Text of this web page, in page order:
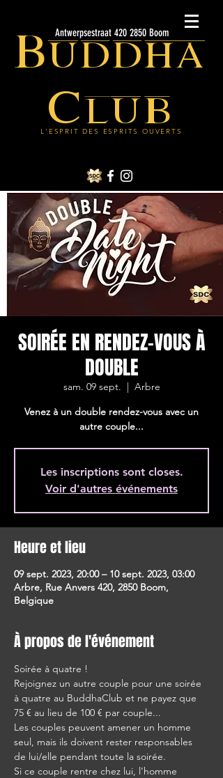
Buddha
Club
L'ESPRIT DES ESPRITS OUVERTS
Antwerpsestraat 420 2850 Boom
SOIRÉE EN RENDEZ-VOUS À
DOUBLE
sam. 09 sept.
  |
Arbre
Venez à un double rendez-vous avec un
autre couple...
Les inscriptions sont closes.
Voir d'autres événements
Heure et lieu
09 sept. 2023, 20:00 – 10 sept. 2023, 03:00
Arbre, Rue Anvers 420, 2850 Boom,
Belgique
À propos de l'événement
Soirée à quatre !
Rejoignez un autre couple pour une soirée
à quatre au BuddhaClub et ne payez que
75 € au lieu de 100 € par couple...
Les couples peuvent amener un homme
seul, mais ils doivent rester responsables
de lui/elle pendant toute la soirée.
Si ce couple rentre chez lui, l'homme